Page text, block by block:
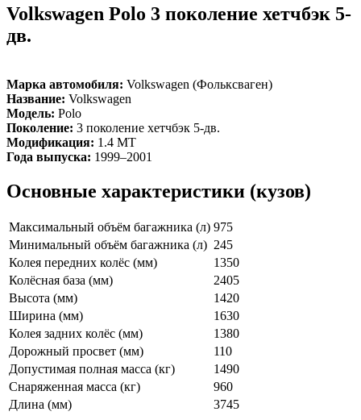
Volkswagen Polo 3 поколение хетчбэк 5-
дв.
Марка автомобиля: Volkswagen (Фольксваген)
Название: Volkswagen
Модель: Polo
Поколение: 3 поколение хетчбэк 5-дв.
Модификация: 1.4 MT
Года выпуска: 1999–2001
Основные характеристики (кузов)
Максимальный объём багажника (л) 975
Минимальный объём багажника (л) 245
Колея передних колёс (мм)
1350
Колёсная база (мм)
2405
Высота (мм)
1420
Ширина (мм)
1630
Колея задних колёс (мм)
1380
Дорожный просвет (мм)
110
Допустимая полная масса (кг)
1490
Снаряженная масса (кг)
960
Длина (мм)
3745